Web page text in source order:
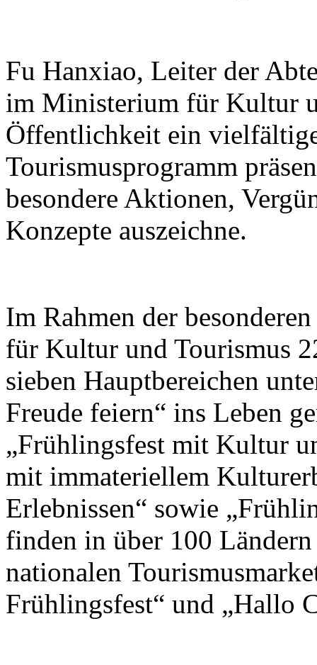
Fu Hanxiao, Leiter der
im Ministerium für Kultur
Öffentlichkeit ein
Tourismusprogramm
besondere Aktionen,
Konzepte auszeichne.
Im Rahmen der
für Kultur und Tourismus
sieben Hauptbereichen
Freude feiern“ ins Leben
„Frühlingsfest mit Kultur
mit immateriellem
Erlebnissen“ sowie
finden in über 100
nationalen
Frühlingsfest“ und „Hallo